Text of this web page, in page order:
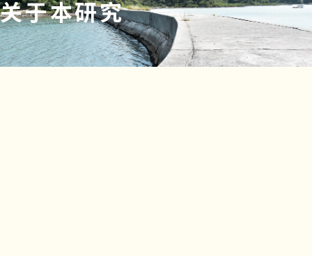
关于本研究